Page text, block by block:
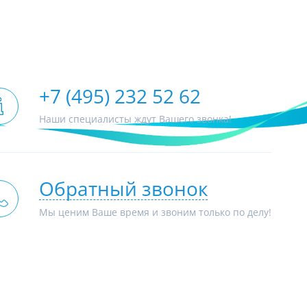
+7 (495) 232 52 62
Наши специалисты ждут Вашего звонка!
Обратный звонок
Мы ценим Ваше время и звоним только по делу!